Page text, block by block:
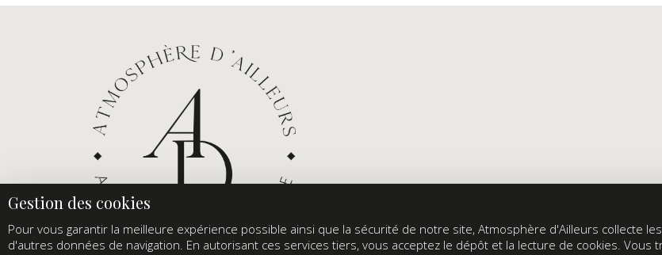
Pour vous garantir la meilleure expérience possible ainsi que la sécurité de notre site, Atmosphère d'Ailleurs collecte
d'autres données de navigation. En autorisant ces services tiers, vous acceptez le dépôt et la lecture de cookies.